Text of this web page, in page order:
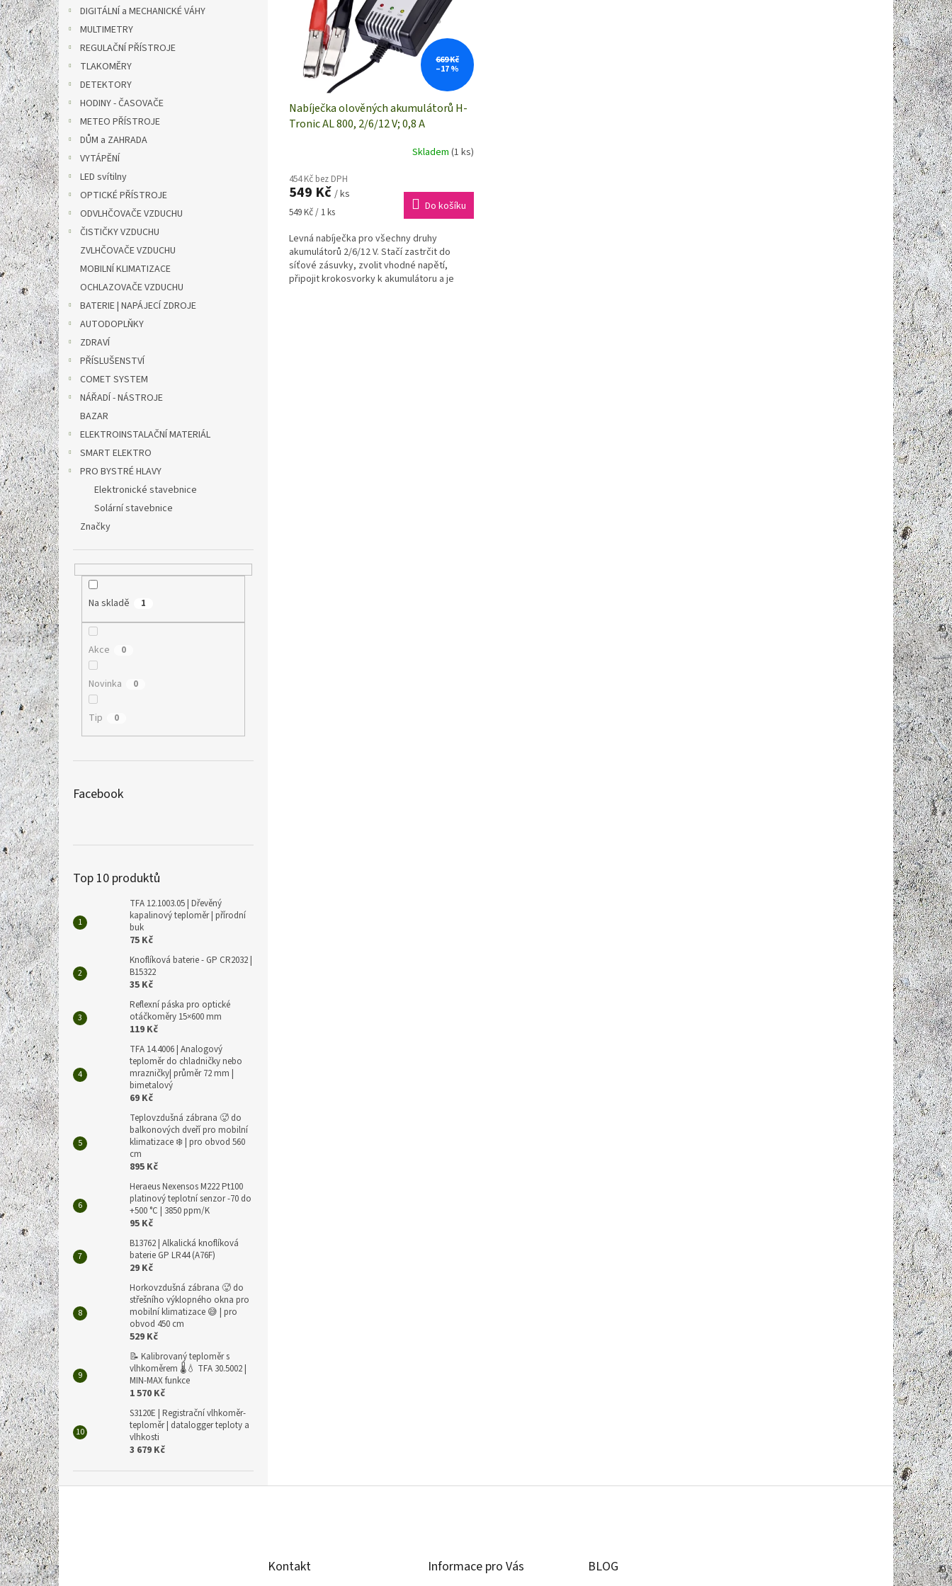
e
l
DIGITÁLNÍ a MECHANICKÉ VÁHY
MULTIMETRY
REGULAČNÍ PŘÍSTROJE
TLAKOMĚRY
DETEKTORY
HODINY - ČASOVAČE
METEO PŘÍSTROJE
DŮM a ZAHRADA
VYTÁPĚNÍ
LED svítilny
OPTICKÉ PŘÍSTROJE
ODVLHČOVAČE VZDUCHU
ČISTIČKY VZDUCHU
ZVLHČOVAČE VZDUCHU
MOBILNÍ KLIMATIZACE
OCHLAZOVAČE VZDUCHU
BATERIE | NAPÁJECÍ ZDROJE
AUTODOPLŇKY
ZDRAVÍ
PŘÍSLUŠENSTVÍ
COMET SYSTEM
NÁŘADÍ - NÁSTROJE
BAZAR
ELEKTROINSTALAČNÍ MATERIÁL
SMART ELEKTRO
PRO BYSTRÉ HLAVY
Elektronické stavebnice
Solární stavebnice
Značky
Na skladě 1
Akce 0
Novinka 0
Tip 0
Facebook
Top 10 produktů
TFA 12.1003.05 | Dřevěný
kapalinový teploměr | přírodní
buk
75 Kč
Knoflíková baterie - GP CR2032 |
B15322
35 Kč
Reflexní páska pro optické
otáčkoměry 15×600 mm
119 Kč
TFA 14.4006 | Analogový
teploměr do chladničky nebo
mrazničky| průměr 72 mm |
bimetalový
69 Kč
Teplovzdušná zábrana 🥵 do
balkonových dveří pro mobilní
klimatizace ❄️ | pro obvod 560
cm
895 Kč
Heraeus Nexensos M222 Pt100
platinový teplotní senzor -70 do
+500 °C | 3850 ppm/K
95 Kč
B13762 | Alkalická knoflíková
baterie GP LR44 (A76F)
29 Kč
Horkovzdušná zábrana 🥵 do
střešního výklopného okna pro
mobilní klimatizace 😅 | pro
obvod 450 cm
529 Kč
📝 Kalibrovaný teploměr s
vlhkoměrem 🌡️💧 TFA 30.5002 |
MIN-MAX funkce
1 570 Kč
S3120E | Registrační vlhkoměr-
teploměr | datalogger teploty a
vlhkosti
3 679 Kč
669 Kč
–17 %
Nabíječka olověných akumulátorů H-
Tronic AL 800, 2/6/12 V; 0,8 A
Skladem (1 ks)
454 Kč bez DPH
549 Kč / ks
Měrná
549 Kč / 1 ks Do košíku
Levná nabíječka pro všechny druhy
akumulátorů 2/6/12 V. Stačí zastrčit do
síťové zásuvky, zvolit vhodné napětí,
připojit krokosvorky k akumulátoru a je
Z
á
p
a
t
í Kontakt Informace pro Vás BLOG